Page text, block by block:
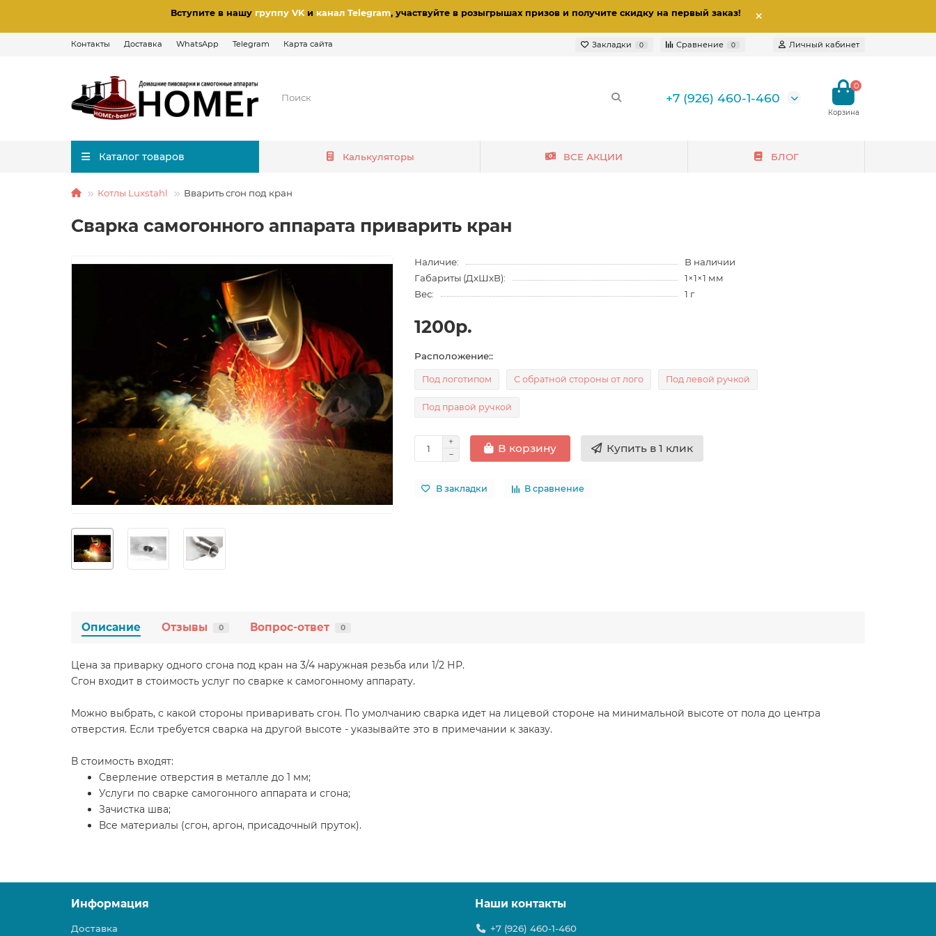
Вступите в нашу группу VKи канал Telegram, участвуйте в розыгрышах призов и получите скидку на первый заказ!
Контакты Доставка WhatsApp Telegram Карта сайта Закладки 0 Сравнение 0 Личный кабинет
+7 (926) 460-1-460
0
Каталог товаров Калькуляторы ВСЕ АКЦИИ БЛОГ
Котлы Luxstahl Вварить сгон под кран
Сварка самогонного аппарата приварить кран
Наличие:
В наличии
Габариты (ДхШхВ):
1×1×1 мм
Вес:
1 г
1200р.
Расположение::
Под логотипом С обратной стороны от лого Под левой ручкой
Под правой ручкой
В корзину Купить в 1 клик
В закладки В сравнение
Описание Отзывы 0 Вопрос-ответ 0
Цена за приварку одного сгона под кран на 3/4 наружная резьба или 1/2 НР.
Сгон входит в стоимость услуг по сварке к самогонному аппарату.
Можно выбрать, с какой стороны приваривать сгон. По умолчанию сварка идет на лицевой стороне на минимальной высоте от пола до центра
отверстия. Если требуется сварка на другой высоте - указывайте это в примечании к заказу.
В стоимость входят:
Сверление отверстия в металле до 1 мм;
Услуги по сварке самогонного аппарата и сгона;
Зачистка шва;
Все материалы (сгон, аргон, присадочный пруток).
Информация
Доставка
Наши контакты
+7 (926) 460-1-460